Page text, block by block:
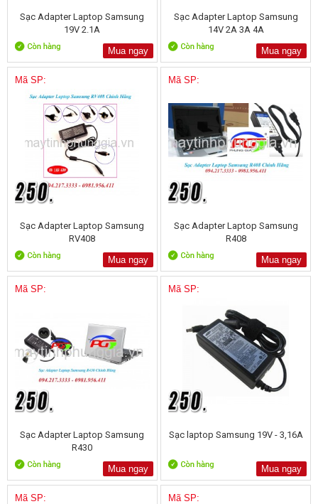
Sạc Adapter Laptop Samsung
19V 2.1A
Mua ngay
Sạc Adapter Laptop Samsung
14V 2A 3A 4A
Mua ngay
Mã SP:
Sạc Adapter Laptop Samsung
RV408
Mua ngay
Mã SP:
Sạc Adapter Laptop Samsung
R408
Mua ngay
Mã SP:
Sạc Adapter Laptop Samsung
R430
Mua ngay
Mã SP:
Sạc laptop Samsung 19V - 3,16A
Mua ngay
Mã SP: Mã SP: